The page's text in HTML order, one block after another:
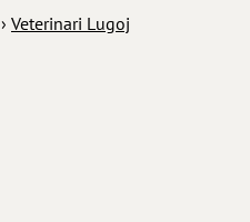
› Veterinari Lugoj